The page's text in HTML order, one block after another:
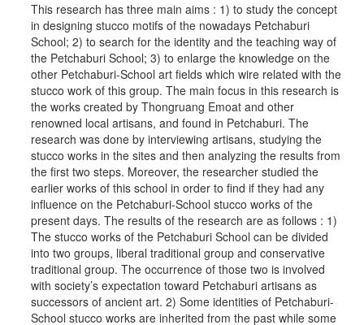
This research has three main aims : 1) to study the concept
in designing stucco motifs of the nowadays Petchaburi
School; 2) to search for the identity and the teaching way of
the Petchaburi School; 3) to enlarge the knowledge on the
other Petchaburi-School art fields which wire related with the
stucco work of this group. The main focus in this research is
the works created by Thongruang Emoat and other
renowned local artisans, and found in Petchaburi. The
research was done by interviewing artisans, studying the
stucco works in the sites and then analyzing the results from
the first two steps. Moreover, the researcher studied the
earlier works of this school in order to find if they had any
influence on the Petchaburi-School stucco works of the
present days. The results of the research are as follows : 1)
The stucco works of the Petchaburi School can be divided
into two groups, liberal traditional group and conservative
traditional group. The occurrence of those two is involved
with society’s expectation toward Petchaburi artisans as
successors of ancient art. 2) Some identities of Petchaburi-
School stucco works are inherited from the past while some